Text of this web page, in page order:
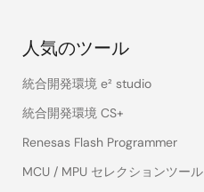
人気のツール
統合開発環境 e² studio
統合開発環境 CS+
Renesas Flash Programmer
MCU / MPU セレクションツール